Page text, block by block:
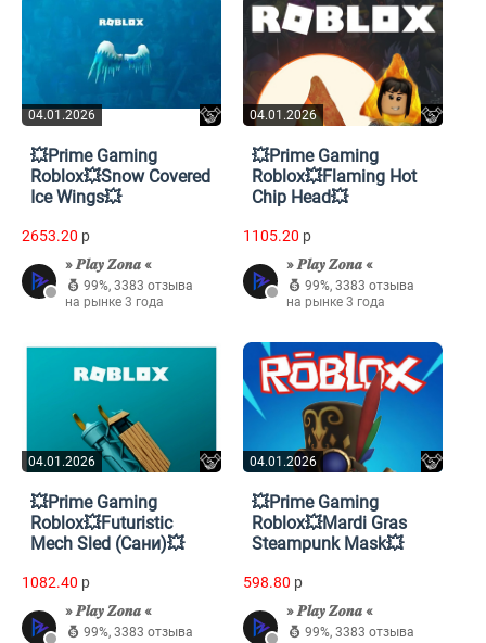
04.01.2026
💥Prime Gaming
Roblox💥Snow Covered
Ice Wings💥
2653.20 p
» 𝑷𝒍𝒂𝒚 𝒁𝒐𝒏𝒂 «
99%, 3383 отзыва
на рынке 3 года
04.01.2026
💥Prime Gaming
Roblox💥Flaming Hot
Chip Head💥
1105.20 p
» 𝑷𝒍𝒂𝒚 𝒁𝒐𝒏𝒂 «
99%, 3383 отзыва
на рынке 3 года
04.01.2026
💥Prime Gaming
Roblox💥Futuristic
Mech Sled (Сани)💥
1082.40 p
» 𝑷𝒍𝒂𝒚 𝒁𝒐𝒏𝒂 «
99%, 3383 отзыва
04.01.2026
💥Prime Gaming
Roblox💥Mardi Gras
Steampunk Mask💥
598.80 p
» 𝑷𝒍𝒂𝒚 𝒁𝒐𝒏𝒂 «
99%, 3383 отзыва